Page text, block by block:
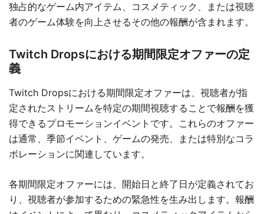
独占的なゲーム内アイテム、コスメティック、または視聴
者のゲーム体験を向上させるその他の報酬が含まれます。
Twitch Dropsにおける期間限定オファーの定
義
Twitch Dropsにおける期間限定オファーは、視聴者が指
定されたストリームを特定の期間視聴することで報酬を獲
得できるプロモーションイベントです。これらのオファー
は通常、季節イベント、ゲームの発売、または特別なコラ
ボレーションに関連しています。
各期間限定オファーには、開始日と終了日が定義されてお
り、視聴者が参加するための緊急性を生み出します。報酬